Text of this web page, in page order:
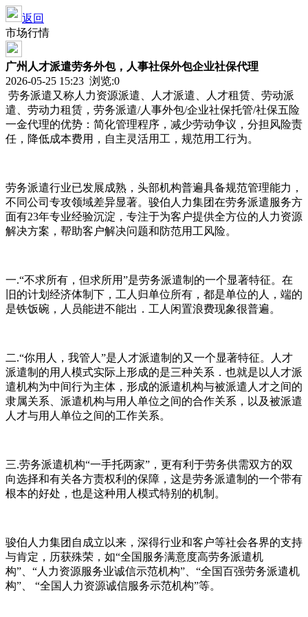
返回
市场行情
广州人才派遣劳务外包，人事社保外包企业社保代理
2026-05-25 15:23 浏览:0
劳务派遣又称人力资源派遣、人才派遣、人才租赁、劳动派
遣、劳动力租赁，劳务派遣/人事外包/企业社保托管/社保五险
一金代理的优势：简化管理程序，减少劳动争议，分担风险责
任，降低成本费用，自主灵活用工，规范用工行为。
劳务派遣行业已发展成熟，头部机构普遍具备规范管理能力，
不同公司专攻领域差异显著。骏伯人力集团在劳务派遣服务方
面有23年专业经验沉淀，专注于为客户提供全方位的人力资源
解决方案，帮助客户解决问题和防范用工风险。
一.“不求所有，但求所用”是劳务派遣制的一个显著特征。在
旧的计划经济体制下，工人归单位所有，都是单位的人，端的
是铁饭碗，人员能进不能出．工人闲置浪费现象很普遍。
二.“你用人，我管人”是人才派遣制的又一个显著特征。人才
派遣制的用人模式实际上形成的是三种关系．也就是以人才派
遣机构为中间行为主体，形成的派遣机构与被派遣人才之间的
隶属关系、派遣机构与用人单位之间的合作关系，以及被派遣
人才与用人单位之间的工作关系。
三.劳务派遣机构“一手托两家”，更有利于劳务供需双方的双
向选择和有关各方责权利的保障，这是劳务派遣制的一个带有
根本的好处，也是这种用人模式特别的机制。
骏伯人力集团自成立以来，深得行业和客户等社会各界的支持
与肯定，历获殊荣，如“全国服务满意度高劳务派遣机
构”、“人力资源服务业诚信示范机构”、“全国百强劳务派遣机
构”、 “全国人力资源诚信服务示范机构”等。